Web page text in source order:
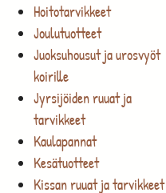
Hoitotarvikkeet
Joulutuotteet
Juoksuhousut ja urosvyöt
koirille
Jyrsijöiden ruuat ja
tarvikkeet
Kaulapannat
Kesätuotteet
Kissan ruuat ja tarvikkeet